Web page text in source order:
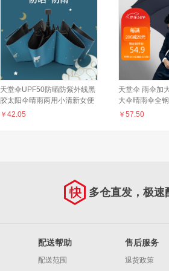
天堂伞UPF50防晒防紫外线黑
胶太阳伞晴雨两用小清新女便
携遮阳伞 孔雀绿
￥ 42.05
天堂伞 雨伞加
大伞晴雨伞全
藏青 76cm*10骨
￥ 57.50
多仓直发，极速
配送帮助
配送范围
售后服务
退货政策